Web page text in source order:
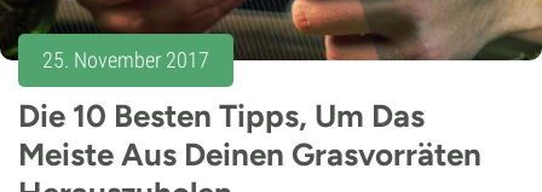
25. November 2017
Die 10 Besten Tipps, Um Das
Meiste Aus Deinen Grasvorräten